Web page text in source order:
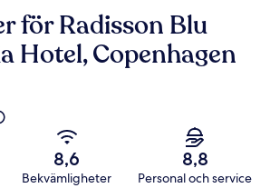
för Radisson Blu
Hotel, Copenhagen
8,6
Bekvämligheter
8,8
Personal och service